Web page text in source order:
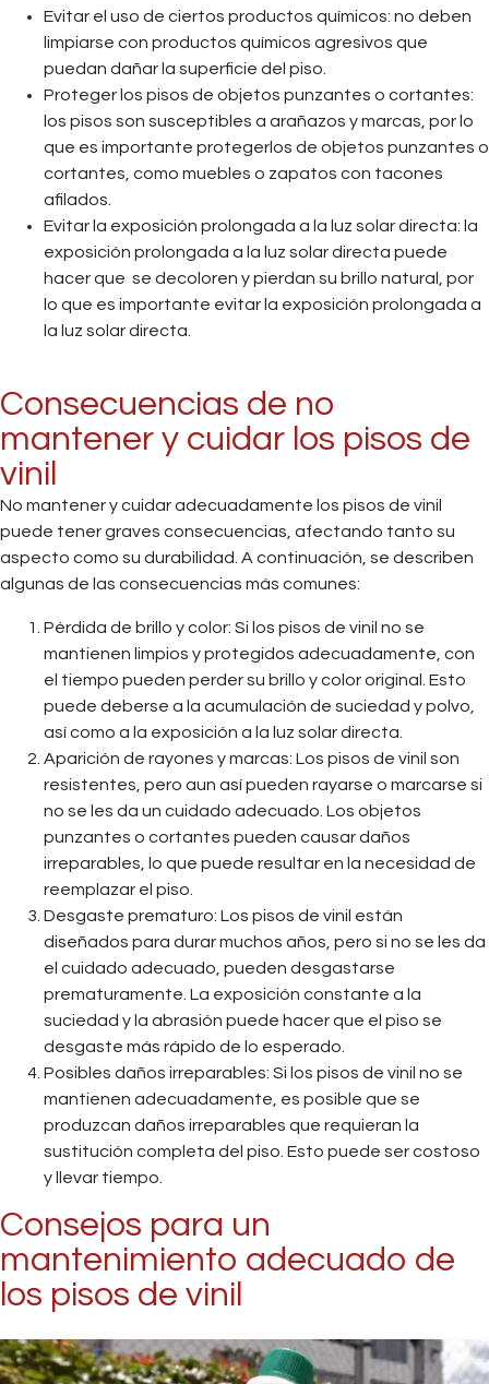
Evitar el uso de ciertos productos químicos: no deben
limpiarse con productos químicos agresivos que
puedan dañar la superficie del piso.
Proteger los pisos de objetos punzantes o cortantes:
los pisos son susceptibles a arañazos y marcas, por lo
que es importante protegerlos de objetos punzantes o
cortantes, como muebles o zapatos con tacones
afilados.
Evitar la exposición prolongada a la luz solar directa: la
exposición prolongada a la luz solar directa puede
hacer que se decoloren y pierdan su brillo natural, por
lo que es importante evitar la exposición prolongada a
la luz solar directa.
Consecuencias de no
mantener y cuidar los pisos de
vinil
No mantener y cuidar adecuadamente los pisos de vinil
puede tener graves consecuencias, afectando tanto su
aspecto como su durabilidad. A continuación, se describen
algunas de las consecuencias más comunes:
Pérdida de brillo y color: Si los pisos de vinil no se
mantienen limpios y protegidos adecuadamente, con
el tiempo pueden perder su brillo y color original. Esto
puede deberse a la acumulación de suciedad y polvo,
así como a la exposición a la luz solar directa.
Aparición de rayones y marcas: Los pisos de vinil son
resistentes, pero aun así pueden rayarse o marcarse si
no se les da un cuidado adecuado. Los objetos
punzantes o cortantes pueden causar daños
irreparables, lo que puede resultar en la necesidad de
reemplazar el piso.
Desgaste prematuro: Los pisos de vinil están
diseñados para durar muchos años, pero si no se les da
el cuidado adecuado, pueden desgastarse
prematuramente. La exposición constante a la
suciedad y la abrasión puede hacer que el piso se
desgaste más rápido de lo esperado.
Posibles daños irreparables: Si los pisos de vinil no se
mantienen adecuadamente, es posible que se
produzcan daños irreparables que requieran la
sustitución completa del piso. Esto puede ser costoso
y llevar tiempo.
Consejos para un
mantenimiento adecuado de
los pisos de vinil